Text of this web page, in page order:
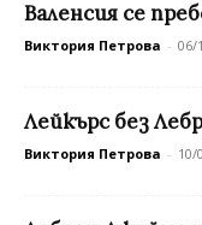
Валенсия се
Виктория Петрова - 06/
Лейкърс без
Виктория Петрова - 10/